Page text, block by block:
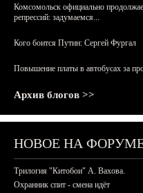
Комсомольск официально
репрессий: задумаемся...
Кого боится Путин: Сергей Фургал
Повышение платы в автобусах за
Архив блогов >>
НОВОЕ НА
Трилогия "Китобои" А. Вахова.
Охранник спит - смена идёт